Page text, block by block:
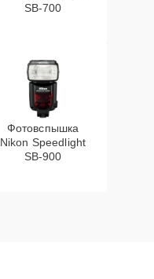
SB-700
Фотовспышка
Nikon Speedlight
SB-900